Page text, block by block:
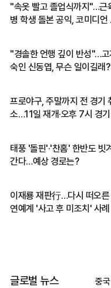
"속옷 빨고 졸업식까지"…근
병 학생 돌본 공익, 코미디언
"경솔한 언행 깊이 반성"…고
숙인 신동엽, 무슨 일이길래?
프로야구, 주말까지 전 경기
소…11일 재개·오후 7시 경기
태풍 '돌핀'·'찬홈' 한반도 빗
간다…예상 경로는?
이재룡 재판行…다시 떠오른
연예계 '사고 후 미조치' 사례
글로벌 뉴스 중국